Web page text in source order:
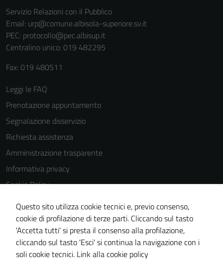
Servizio Relazioni con il Pubblico
Email: urp@comune.albisola-superiore.sv.it
PEC: protocollo@pec.albisup.it
Centralino unico: 019 482295
Fax: 019 480511
Leggi le FAQ
Prenotazione appuntamento
Segnalazione disservizio
Richiesta assistenza
Amministrazione trasparente
Informativa privacy
Cookie Policy
Note legali
Dichiarazione di accessibilità
Piano di miglioramento del sito
Statistiche sito web
Questo sito utilizza cookie tecnici e, previo consenso,
cookie di profilazione di terze parti. Cliccando sul tasto
'Accetta tutti' si presta il consenso alla profilazione,
cliccando sul tasto 'Esci' si continua la navigazione con i
soli cookie tecnici. Link alla cookie policy